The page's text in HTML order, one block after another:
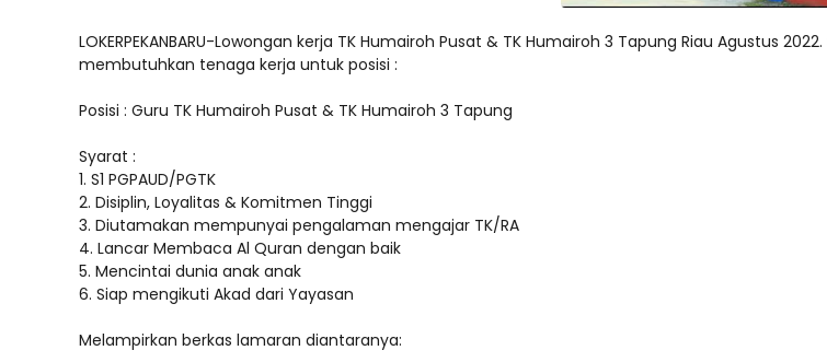
LOKERPEKANBARU-Lowongan kerja TK Humairoh Pusat & TK Humairoh 3 Tapung Riau Agustus
membutuhkan tenaga kerja untuk posisi :
Posisi : Guru TK Humairoh Pusat & TK Humairoh 3 Tapung
Syarat :
1. S1 PGPAUD/PGTK
2. Disiplin, Loyalitas & Komitmen Tinggi
3. Diutamakan mempunyai pengalaman mengajar TK/RA
4. Lancar Membaca Al Quran dengan baik
5. Mencintai dunia anak anak
6. Siap mengikuti Akad dari Yayasan
Melampirkan berkas lamaran diantaranya: